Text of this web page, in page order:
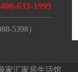
400-633-1999
5398）
家汇家居生活馆